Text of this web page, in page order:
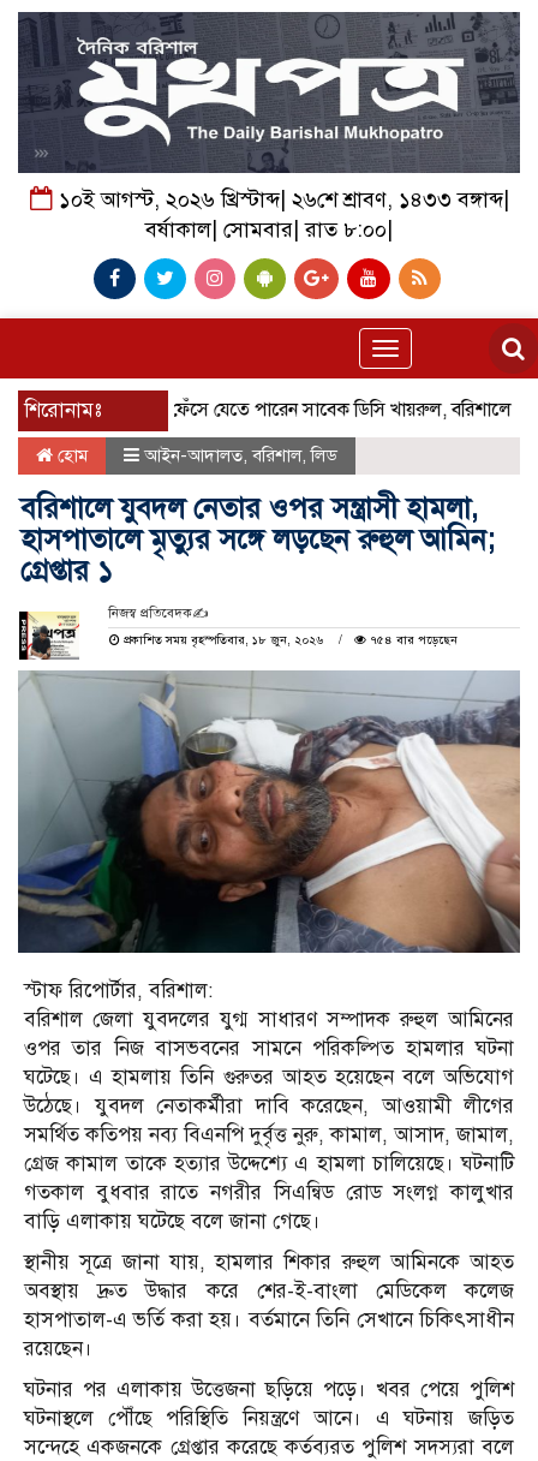
১০ই আগস্ট, ২০২৬ খ্রিস্টাব্দ| ২৬শে শ্রাবণ, ১৪৩৩ বঙ্গাব্দ|
বর্ষাকাল| সোমবার| রাত ৮:০০|
Toggle
navigation
শিরোনামঃ ফেঁসে যেতে পারেন সাবেক ডিসি খায়রুল, বরিশালে
হোম আইন-আদালত,বরিশাল,লিড
বরিশালে যুবদল নেতার ওপর সন্ত্রাসী হামলা,
হাসপাতালে মৃত্যুর সঙ্গে লড়ছেন রুহুল আমিন;
গ্রেপ্তার ১
নিজস্ব প্রতিবেদক✍️
প্রকাশিত সময় বৃহস্পতিবার, ১৮ জুন, ২০২৬
৭৫৪ বার পড়েছেন
স্টাফ রিপোর্টার, বরিশাল:
বরিশাল জেলা যুবদলের যুগ্ম সাধারণ সম্পাদক রুহুল আমিনের
ওপর তার নিজ বাসভবনের সামনে পরিকল্পিত হামলার ঘটনা
ঘটেছে। এ হামলায় তিনি গুরুতর আহত হয়েছেন বলে অভিযোগ
উঠেছে। যুবদল নেতাকর্মীরা দাবি করেছেন, আওয়ামী লীগের
সমর্থিত কতিপয় নব্য বিএনপি দুর্বৃত্ত নুরু, কামাল, আসাদ, জামাল,
গ্রেজ কামাল তাকে হত্যার উদ্দেশ্যে এ হামলা চালিয়েছে। ঘটনাটি
গতকাল বুধবার রাতে নগরীর সিএন্বিড রোড সংলগ্ন কালুখার
বাড়ি এলাকায় ঘটেছে বলে জানা গেছে।
স্থানীয় সূত্রে জানা যায়, হামলার শিকার রুহুল আমিনকে আহত
অবস্থায় দ্রুত উদ্ধার করে শের-ই-বাংলা মেডিকেল কলেজ
হাসপাতাল-এ ভর্তি করা হয়। বর্তমানে তিনি সেখানে চিকিৎসাধীন
রয়েছেন।
ঘটনার পর এলাকায় উত্তেজনা ছড়িয়ে পড়ে। খবর পেয়ে পুলিশ
ঘটনাস্থলে পৌঁছে পরিস্থিতি নিয়ন্ত্রণে আনে। এ ঘটনায় জড়িত
সন্দেহে একজনকে গ্রেপ্তার করেছে কর্তব্যরত পুলিশ সদস্যরা বলে